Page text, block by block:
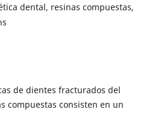
dental, resinas compuestas,
de dientes fracturados del
compuestas consisten en un